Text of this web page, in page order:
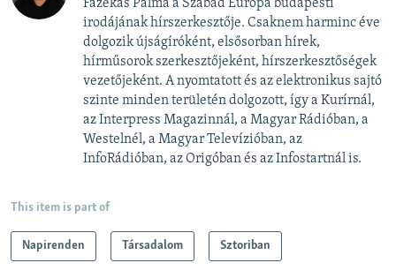
Fazekas Pálma a Szabad Európa budapesti
irodájának hírszerkesztője. Csaknem harminc éve
dolgozik újságíróként, elsősorban hírek,
hírműsorok szerkesztőjeként, hírszerkesztőségek
vezetőjeként. A nyomtatott és az elektronikus sajtó
szinte minden területén dolgozott, így a Kurírnál,
az Interpress Magazinnál, a Magyar Rádióban, a
Westelnél, a Magyar Televízióban, az
InfoRádióban, az Origóban és az Infostartnál is.
This item is part of
Napirenden Társadalom Sztoriban